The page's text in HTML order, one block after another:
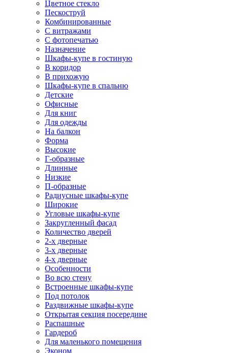
Цветное стекло
Пескоструй
Комбинированные
С витражами
С фотопечатью
Назначение
Шкафы-купе в гостиную
В коридор
В прихожую
Шкафы-купе в спальню
Детские
Офисные
Для книг
Для одежды
На балкон
Форма
Высокие
Г-образные
Длинные
Низкие
П-образные
Радиусные шкафы-купе
Широкие
Угловые шкафы-купе
Закругленный фасад
Количество дверей
2-х дверные
3-х дверные
4-х дверные
Особенности
Во всю стену
Встроенные шкафы-купе
Под потолок
Раздвижные шкафы-купе
Открытая секция посередине
Распашные
Гардероб
Для маленького помещения
Эконом